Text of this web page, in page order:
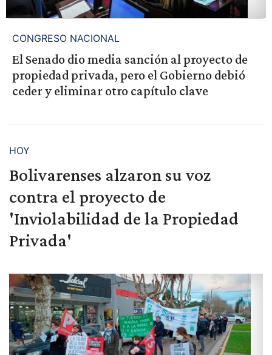
CONGRESO NACIONAL
El Senado dio media sanción al proyecto de
propiedad privada, pero el Gobierno debió
ceder y eliminar otro capítulo clave
HOY
Bolivarenses alzaron su voz
contra el proyecto de
'Inviolabilidad de la Propiedad
Privada'